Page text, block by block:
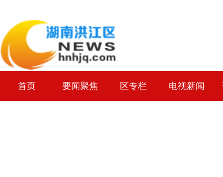
首页 要闻聚焦 区专栏 电视新闻